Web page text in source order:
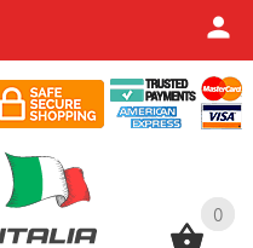
0
0